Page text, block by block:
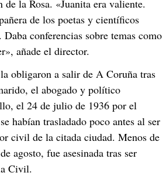
la Rosa. «Juanita era valiente.
de los poetas y científicos
conferencias sobre temas como
añade el director.
obligaron a salir de A Coruña tras
el abogado y político
el 24 de julio de 1936 por el
habían trasladado poco antes al ser
civil de la citada ciudad. Menos de
agosto, fue asesinada tras ser
Civil.